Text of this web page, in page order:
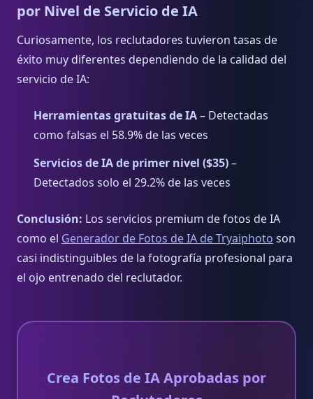
por Nivel de Servicio de IA
Curiosamente, los reclutadores tuvieron tasas de
éxito muy diferentes dependiendo de la calidad del
servicio de IA:
Herramientas gratuitas de IA– Detectadas
como falsas el 58.9% de las veces
Servicios de IA de primer nivel ($35)–
Detectados solo el 29.2% de las veces
Conclusión: Los servicios premium de fotos de IA
como el Generador de Fotos de IA de Tryaiphoto son
casi indistinguibles de la fotografía profesional para
el ojo entrenado del reclutador.
Crea Fotos de IA Aprobadas por